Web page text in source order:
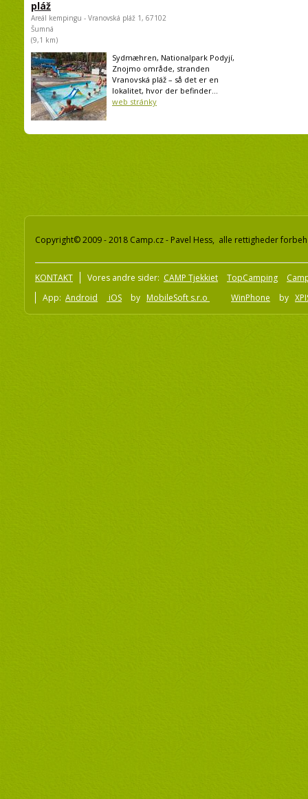
pláž
Areál kempingu - Vranovská pláž 1, 67102
Šumná
(9,1 km)
Sydmæhren, Nationalpark Podyjí,
Znojmo område, stranden
Vranovská pláž – så det er en
lokalitet, hvor der befinder...
web stránky
Copyright© 2009 - 2018 Camp.cz - Pavel Hess, alle rettigheder
KONTAKT Vores andre sider: CAMP Tjekkiet TopCamping
App: Android iOS by MobileSoft s.r.o WinPhone by